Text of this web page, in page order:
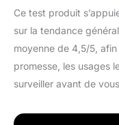
Ce test produit
sur la tendance
moyenne de 4,5/5,
promesse, les usages
surveiller avant de